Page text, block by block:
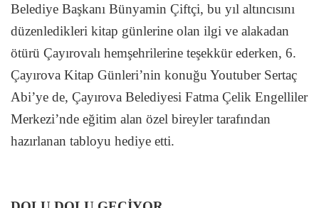
Belediye Başkanı Bünyamin Çiftçi, bu yıl altıncısını
düzenledikleri kitap günlerine olan ilgi ve alakadan
ötürü Çayırovalı hemşehrilerine teşekkür ederken, 6.
Çayırova Kitap Günleri’nin konuğu Youtuber Sertaç
Abi’ye de, Çayırova Belediyesi Fatma Çelik Engelliler
Merkezi’nde eğitim alan özel bireyler tarafından
hazırlanan tabloyu hediye etti.